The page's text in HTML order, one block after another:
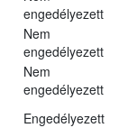
engedélyezett
Nem
engedélyezett
Nem
engedélyezett
Engedélyezett